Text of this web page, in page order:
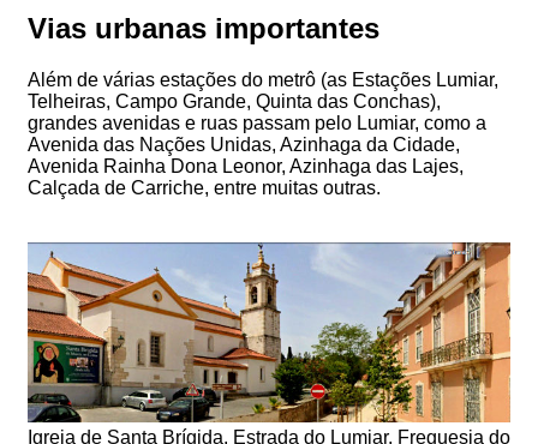
Vias urbanas importantes
Além de várias estações do metrô (as Estações Lumiar,
Telheiras, Campo Grande, Quinta das Conchas),
grandes avenidas e ruas passam pelo Lumiar, como a
Avenida das Nações Unidas, Azinhaga da Cidade,
Avenida Rainha Dona Leonor, Azinhaga das Lajes,
Calçada de Carriche, entre muitas outras.
Igreja de Santa Brígida, Estrada do Lumiar, Freguesia do